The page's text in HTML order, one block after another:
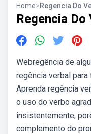
Home>Regencia Do
Regencia
Webregência de
regência verbal para
Aprenda regência
o uso do verbo
insistentemente,
complemento do